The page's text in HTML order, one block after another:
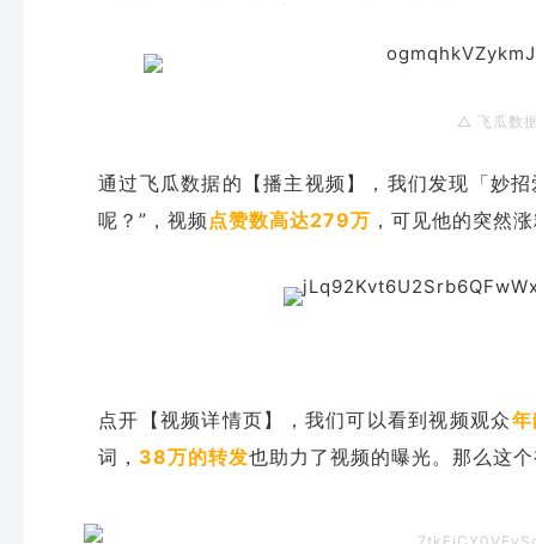
△ 飞瓜数
通过飞瓜数据的【播主视频】，我们发现「妙
呢？”，视频 点赞数高达279万 ，可见他的突然
点开【视频详情页】，我们可以看到视频观众
词， 38万的转发也助力了视频的曝光。那么这